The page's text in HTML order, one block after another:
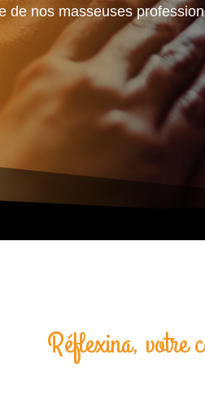
de nos masseuses
Réflexina, votre